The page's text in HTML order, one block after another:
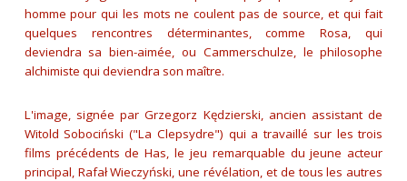
homme pour qui les mots ne coulent pas de source, et qui fait
quelques rencontres déterminantes, comme Rosa, qui
deviendra sa bien-aimée, ou Cammerschulze, le philosophe
alchimiste qui deviendra son maître.
L'image, signée par Grzegorz Kędzierski, ancien assistant de
Witold Sobociński ("La Clepsydre") qui a travaillé sur les trois
films précédents de Has, le jeu remarquable du jeune acteur
principal, Rafał Wieczyński, une révélation, et de tous les autres